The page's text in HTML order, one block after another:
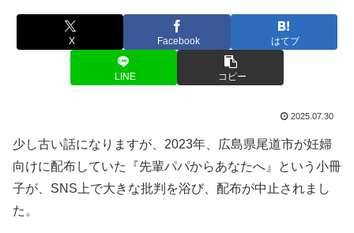
X Facebook はてブ
LINE コピー
2025.07.30
少し古い話になりますが、2023年、広島県尾道市が妊婦
向けに配布していた『先輩パパからあなたへ』という小冊
子が、SNS上で大きな批判を浴び、配布が中止されまし
た。